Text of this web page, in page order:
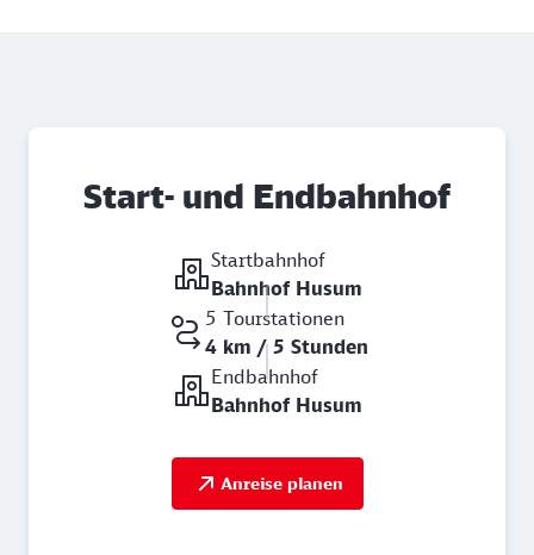
Start- und Endbahnhof
Startbahnhof
Bahnhof Husum
5 Tourstationen
4 km / 5 Stunden
Endbahnhof
Bahnhof Husum
Anreise planen